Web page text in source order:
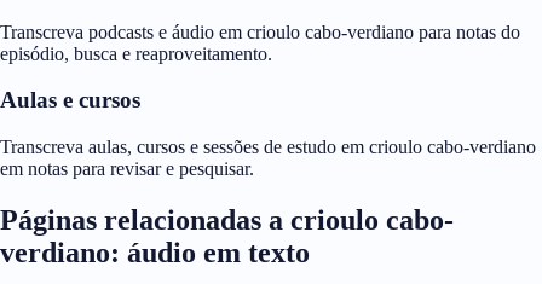
Transcreva podcasts e áudio em crioulo cabo-verdiano para notas do
episódio, busca e reaproveitamento.
Aulas e cursos
Transcreva aulas, cursos e sessões de estudo em crioulo cabo-verdiano
em notas para revisar e pesquisar.
Páginas relacionadas a crioulo cabo-
verdiano: áudio em texto